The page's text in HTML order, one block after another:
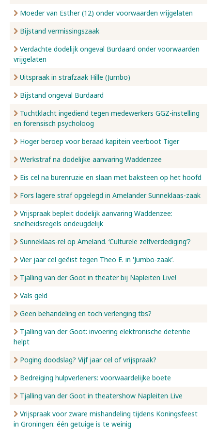
Moeder van Esther (12) onder voorwaarden vrijgelaten
Bijstand vermissingszaak
Verdachte dodelijk ongeval Burdaard onder voorwaarden
vrijgelaten
Uitspraak in strafzaak Hille (Jumbo)
Bijstand ongeval Burdaard
Tuchtklacht ingediend tegen medewerkers GGZ-instelling
en forensisch psycholoog
Hoger beroep voor beraad kapitein veerboot Tiger
Werkstraf na dodelijke aanvaring Waddenzee
Eis cel na burenruzie en slaan met baksteen op het hoofd
Fors lagere straf opgelegd in Amelander Sunneklaas-zaak
Vrijspraak bepleit dodelijk aanvaring Waddenzee:
snelheidsregels ondeugdelijk
Sunneklaas-rel op Ameland. ‘Culturele zelfverdediging’?
Vier jaar cel geëist tegen Theo E. in 'Jumbo-zaak’.
Tjalling van der Goot in theater bij Napleiten Live!
Vals geld
Geen behandeling en toch verlenging tbs?
Tjalling van der Goot: invoering elektronische detentie
helpt
Poging doodslag? Vijf jaar cel of vrijspraak?
Bedreiging hulpverleners: voorwaardelijke boete
Tjalling van der Goot in theatershow Napleiten Live
Vrijspraak voor zware mishandeling tijdens Koningsfeest
in Groningen: één getuige is te weinig